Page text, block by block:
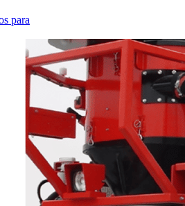
para